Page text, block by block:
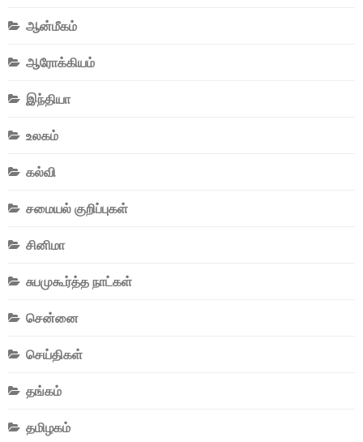
ஆன்மீகம்
ஆரோக்கியம்
இந்தியா
உலகம்
கல்வி
சமையல் குறிப்புகள்
சினிமா
சுபமுகூர்த்த நாட்கள்
சென்னை
செய்திகள்
தங்கம்
தமிழகம்